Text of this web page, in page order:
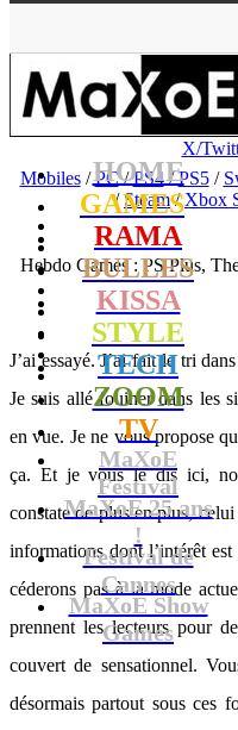
HOME
GAMES
RAMA
BULLES
KISSA
STYLE
TECH
ZOOM
TV
MaXoE
Festival
MaXoE 25 ans
!
Festival de
Cannes
MaXoE Show
Games
Plus, The Legend
X/
Mobiles/PC/PS4/PS5/
/Steam/Xbox
Hebdo Games : PS Plus,
J’ai essayé. J’ai fait le tri
Je suis allé fouiner dans les
en vue. Je ne vous propose
ça. Et je vous le dis ici,
constate de plus en plus,
informations dont l’intérêt
céderons pas à la mode
prennent les lecteurs pour
couvert de sensationnel.
désormais partout sous ces